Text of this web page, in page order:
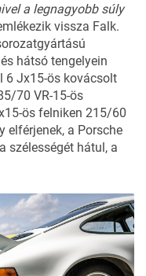
a legnagyobb súly
vissza Falk.
hátsó tengelyein
6 Jx15-ös kovácsolt
70 VR-15-ös
ös felniken 215/60
elférjenek, a Porsche
szélességét hátul, a